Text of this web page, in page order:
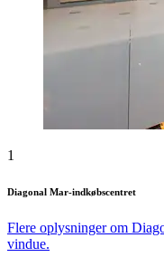
1
Diagonal Mar-indkøbscentret
Flere oplysninger om
vindue.